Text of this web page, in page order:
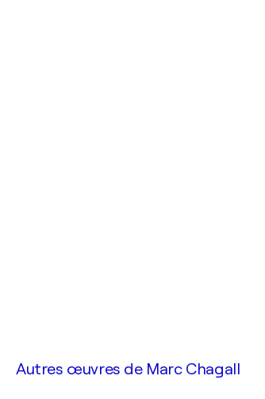
Autres œuvres de Marc Chagall